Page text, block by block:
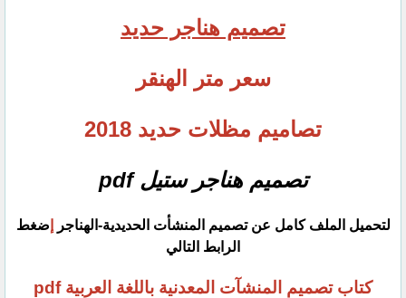
تصميم هناجر حديد
سعر متر الهنقر
تصاميم مظلات حديد 2018
تصميم هناجر ستيل pdf
لتحميل الملف كامل عن تصميم المنشأت الحديدية-الهناجر
ضغط
الرابط التالي
كتاب تصميم المنشآت المعدنية باللغة العربية pdf